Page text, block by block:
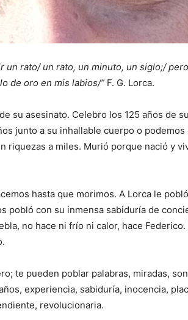
un rato/ un rato, un minuto, un siglo;/
de oro en mis labios/” F. G. Lorca.
su asesinato. Celebro los 125 años de su
junto a su inhallable cuerpo o podemos
riquezas a miles. Murió porque nació y
hasta que morimos. A Lorca le
pobló con su inmensa sabiduría de
no hace ni frío ni calor, hace Federico.
te pueden poblar palabras, miradas,
experiencia, sabiduría, inocencia,
revolucionaria.